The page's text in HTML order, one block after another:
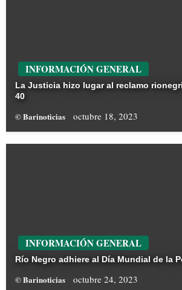
INFORMACIÓN GENERAL
La Justicia hizo lugar al reclamo
40
© Barinoticias octubre 18, 2023
INFORMACIÓN GENERAL
Río Negro adhiere al Día Mundial de la
© Barinoticias octubre 24, 2023